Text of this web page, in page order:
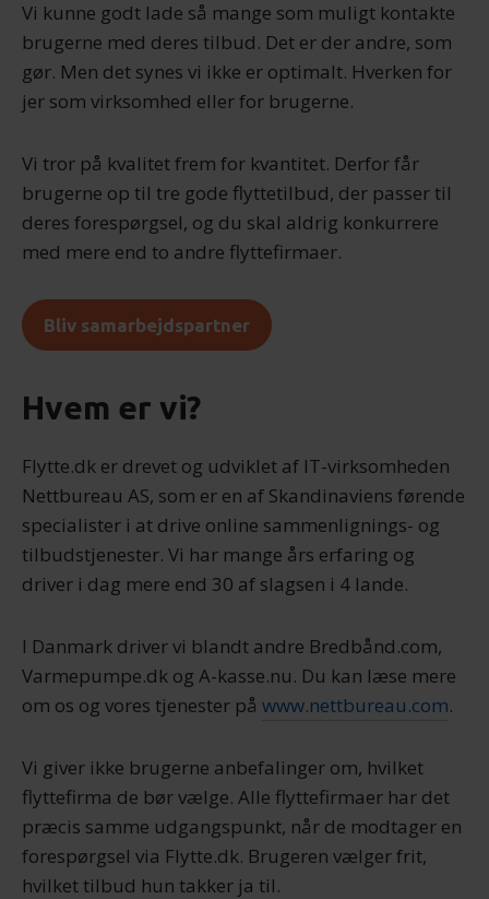
Vi kunne godt lade så mange som muligt kontakte
brugerne med deres tilbud. Det er der andre, som
gør. Men det synes vi ikke er optimalt. Hverken for
jer som virksomhed eller for brugerne.
Vi tror på kvalitet frem for kvantitet. Derfor får
brugerne op til tre gode flyttetilbud, der passer til
deres forespørgsel, og du skal aldrig konkurrere
med mere end to andre flyttefirmaer.
Bliv samarbejdspartner
Hvem er vi?
Flytte.dk er drevet og udviklet af IT-virksomheden
Nettbureau AS, som er en af Skandinaviens førende
specialister i at drive online sammenlignings- og
tilbudstjenester. Vi har mange års erfaring og
driver i dag mere end 30 af slagsen i 4 lande.
I Danmark driver vi blandt andre Bredbånd.com,
Varmepumpe.dk og A-kasse.nu. Du kan læse mere
om os og vores tjenester på www.nettbureau.com.
Vi giver ikke brugerne anbefalinger om, hvilket
flyttefirma de bør vælge. Alle flyttefirmaer har det
præcis samme udgangspunkt, når de modtager en
forespørgsel via Flytte.dk. Brugeren vælger frit,
hvilket tilbud hun takker ja til.